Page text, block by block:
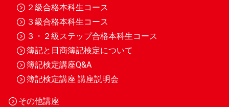
２級合格本科生コース
３級合格本科生コース
３・２級ステップ合格本科生コース
簿記と日商簿記検定について
簿記検定講座Q&A
簿記検定講座 講座説明会
その他講座